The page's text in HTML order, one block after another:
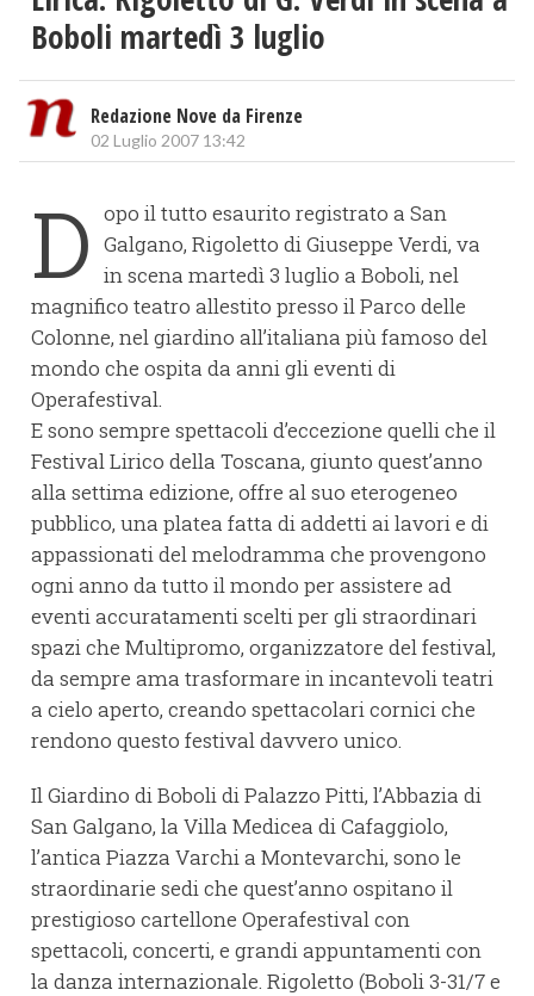
Boboli martedì 3 luglio
Redazione Nove da Firenze
02 Luglio 2007 13:42
D opo il tutto esaurito registrato a San
Galgano, Rigoletto di Giuseppe Verdi, va
in scena martedì 3 luglio a Boboli, nel
magnifico teatro allestito presso il Parco delle
Colonne, nel giardino all’italiana più famoso del
mondo che ospita da anni gli eventi di
Operafestival.
E sono sempre spettacoli d’eccezione quelli che il
Festival Lirico della Toscana, giunto quest’anno
alla settima edizione, offre al suo eterogeneo
pubblico, una platea fatta di addetti ai lavori e di
appassionati del melodramma che provengono
ogni anno da tutto il mondo per assistere ad
eventi accuratamenti scelti per gli straordinari
spazi che Multipromo, organizzatore del festival,
da sempre ama trasformare in incantevoli teatri
a cielo aperto, creando spettacolari cornici che
rendono questo festival davvero unico.
Il Giardino di Boboli di Palazzo Pitti, l’Abbazia di
San Galgano, la Villa Medicea di Cafaggiolo,
l’antica Piazza Varchi a Montevarchi, sono le
straordinarie sedi che quest’anno ospitano il
prestigioso cartellone Operafestival con
spettacoli, concerti, e grandi appuntamenti con
la danza internazionale. Rigoletto (Boboli 3-31/7 e